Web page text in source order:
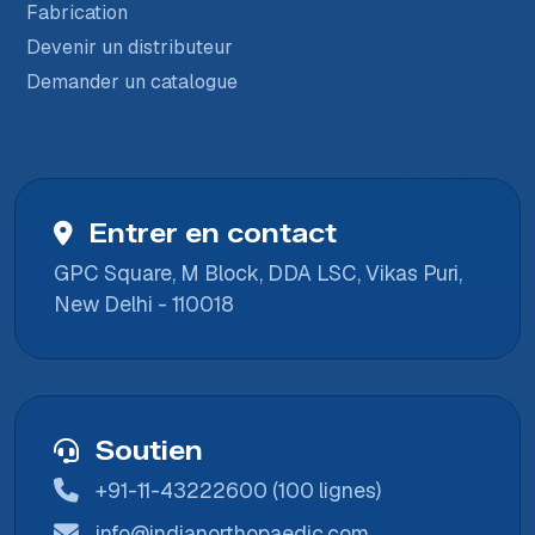
Fabrication
Devenir un distributeur
Demander un catalogue
Entrer en contact
GPC Square, M Block, DDA LSC, Vikas Puri,
New Delhi - 110018
Soutien
+91-11-43222600 (100 lignes)